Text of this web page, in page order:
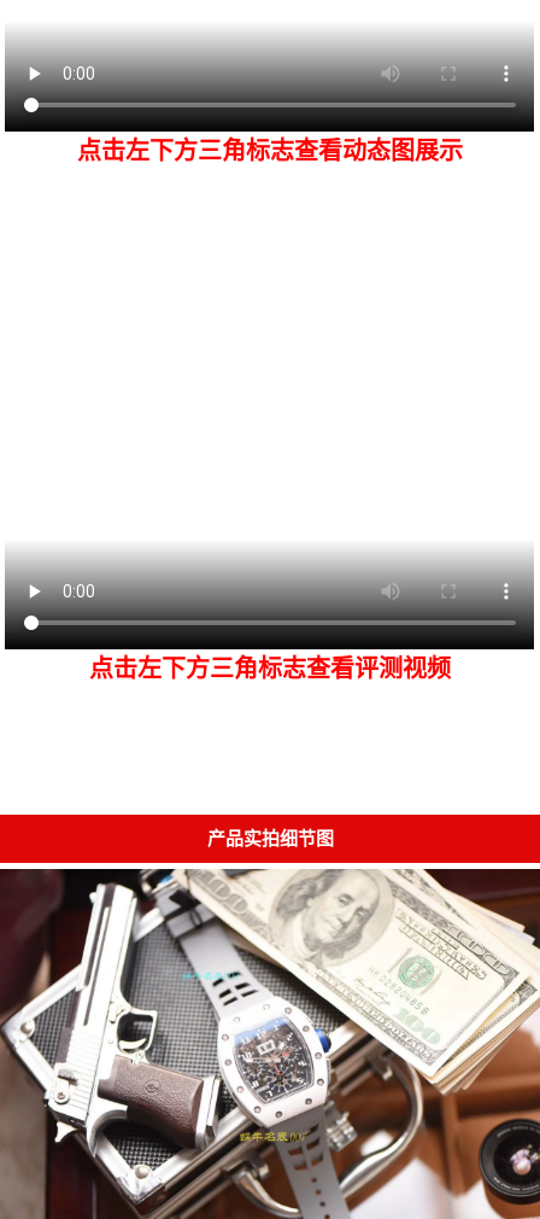
点击左下方三角标志查看动态图展示
点击左下方三角标志查看评测视频
产品实拍细节图